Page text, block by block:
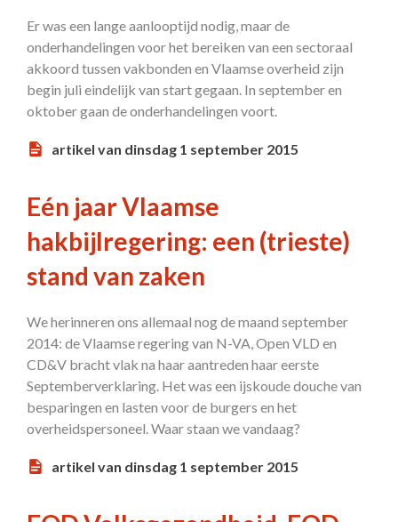
Er was een lange aanlooptijd nodig, maar de
onderhandelingen voor het bereiken van een sectoraal
akkoord tussen vakbonden en Vlaamse overheid zijn
begin juli eindelijk van start gegaan. In september en
oktober gaan de onderhandelingen voort.
artikel van dinsdag 1 september 2015
Eén jaar Vlaamse
hakbijlregering: een (trieste)
stand van zaken
We herinneren ons allemaal nog de maand september
2014: de Vlaamse regering van N-VA, Open VLD en
CD&V bracht vlak na haar aantreden haar eerste
Septemberverklaring. Het was een ijskoude douche van
besparingen en lasten voor de burgers en het
overheidspersoneel. Waar staan we vandaag?
artikel van dinsdag 1 september 2015